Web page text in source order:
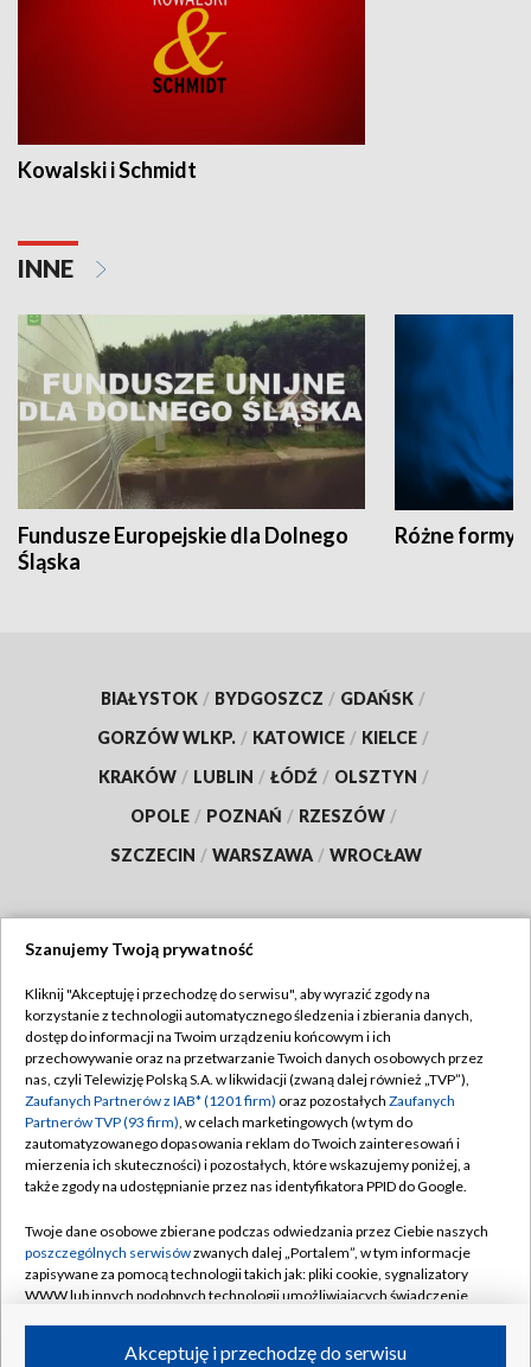
Kowalski i Schmidt
INNE
Fundusze Europejskie dla Dolnego
Śląska
Różne formy
BIAŁYSTOK / BYDGOSZCZ / GDAŃSK /
GORZÓW WLKP. / KATOWICE / KIELCE /
KRAKÓW / LUBLIN / ŁÓDŹ / OLSZTYN /
OPOLE / POZNAŃ / RZESZÓW /
SZCZECIN / WARSZAWA / WROCŁAW
TVP
Abonament TVP
Emisja w TVP
Centrum informacji TVP
Naziemna Telewizja Cyfrowa
Rada Programowa
System NOS
Informacje o nadawcy
Regulamin TVP
Polityka prywatności
Moje zgody
Pomoc
Kontakt
Kanały
Szanujemy Twoją prywatność
Kliknij "Akceptuję i przechodzę do serwisu", aby wyrazić zgody na
korzystanie z technologii automatycznego śledzenia i zbierania danych,
dostęp do informacji na Twoim urządzeniu końcowym i ich
przechowywanie oraz na przetwarzanie Twoich danych osobowych przez
nas, czyli Telewizję Polską S.A. w likwidacji (zwaną dalej również „TVP”),
Zaufanych Partnerów z IAB* (1201 firm) oraz pozostałych Zaufanych
Partnerów TVP (93 firm), w celach marketingowych (w tym do
zautomatyzowanego dopasowania reklam do Twoich zainteresowań i
mierzenia ich skuteczności) i pozostałych, które wskazujemy poniżej, a
także zgody na udostępnianie przez nas identyfikatora PPID do Google.
Twoje dane osobowe zbierane podczas odwiedzania przez Ciebie naszych
poszczególnych serwisówzwanych dalej „Portalem”, w tym informacje
zapisywane za pomocą technologii takich jak: pliki cookie, sygnalizatory
WWW lub innych podobnych technologii umożliwiających świadczenie
ruchu w Internecie.Akceptuję i przechodzę do serwisu